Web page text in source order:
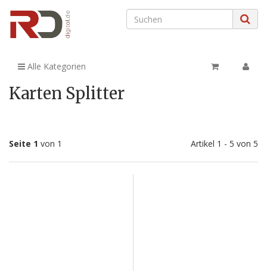
Alle Kategorien
Karten Splitter
Seite 1 von 1 Artikel 1 - 5 von 5